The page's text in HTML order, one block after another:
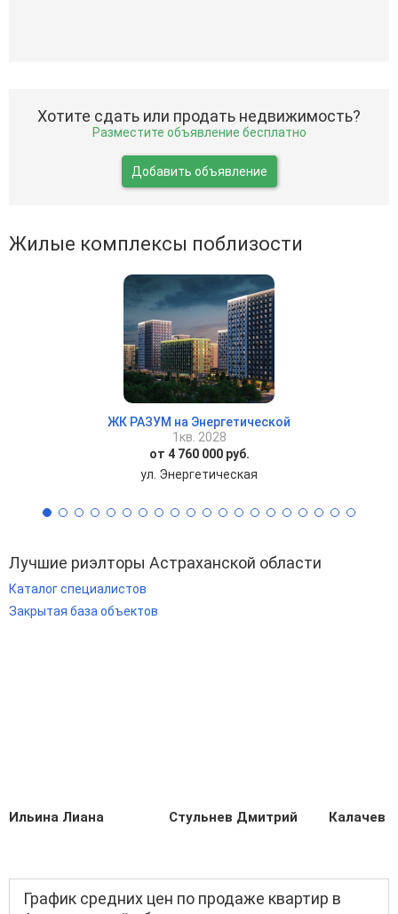
Хотите сдать или продать недвижимость?
Разместите объявление бесплатно
Добавить объявление
Жилые комплексы поблизости
ЖК РАЗУМ на Энергетической
1кв. 2028
от 4 760 000 руб.
ул. Энергетическая
Лучшие риэлторы Астраханской области
Каталог специалистов
Закрытая база объектов
Ильина Лиана Стульнев Дмитрий Калачев
График средних цен по продаже квартир в